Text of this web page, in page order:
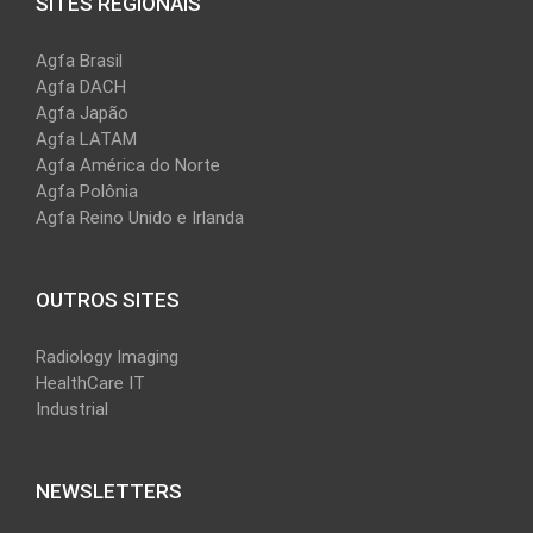
Agfa Brasil
Agfa DACH
Agfa Japão
Agfa LATAM
Agfa América do Norte
Agfa Polônia
Agfa Reino Unido e Irlanda
OUTROS SITES
Radiology Imaging
HealthCare IT
Industrial
NEWSLETTERS